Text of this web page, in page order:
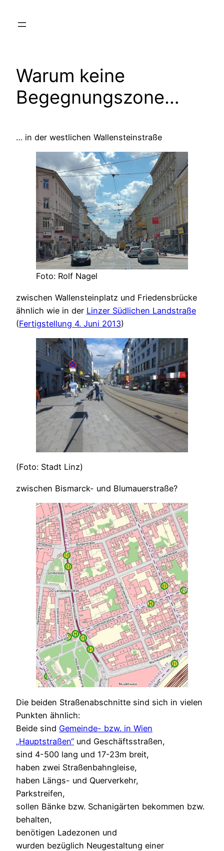
Inhalt
Warum keine
Begegnungszone…
… in der westlichen Wallensteinstraße
Foto: Rolf Nagel
zwischen Wallensteinplatz und Friedensbrücke
ähnlich wie in der Linzer Südlichen Landstraße
(Fertigstellung 4. Juni 2013)
(Foto: Stadt Linz)
zwischen Bismarck- und Blumauerstraße?
Die beiden Straßenabschnitte sind sich in vielen
Punkten ähnlich:
Beide sind Gemeinde- bzw. in Wien
„Hauptstraßen“ und Geschäftsstraßen,
sind 4-500 lang und 17-23m breit,
haben zwei Straßenbahngleise,
haben Längs- und Querverkehr,
Parkstreifen,
sollen Bänke bzw. Schanigärten bekommen bzw.
behalten,
benötigen Ladezonen und
wurden bezüglich Neugestaltung einer